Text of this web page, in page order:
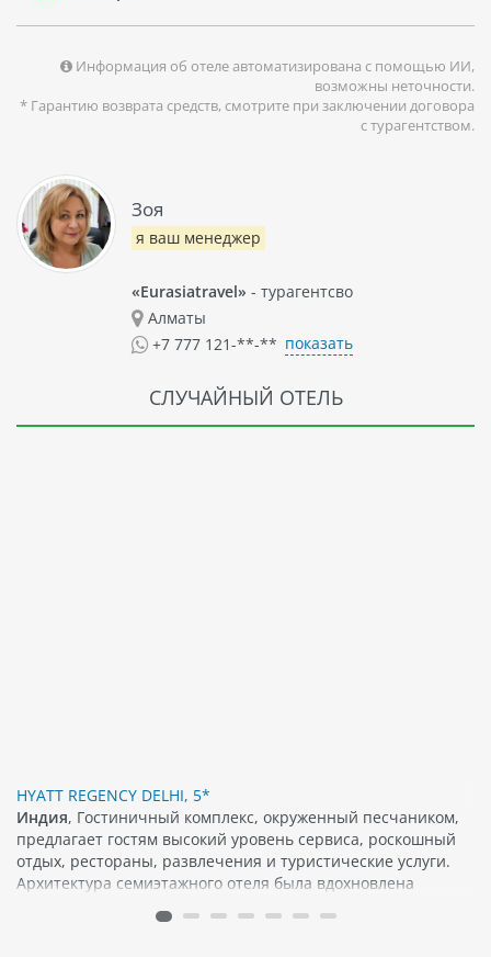
Масджид и Акшардхам.
В целом, SKY RICH INTERNATIONAL HOTEL является
отличным выбором для путешественников, которые хотят
насладиться комфортом и удобствами в центре Нью-Дели.
Информация об отеле автоматизирована с помощью ИИ,
возможны неточности.
* Гарантию возврата средств, смотрите при заключении договора
с турагентством.
Зоя
я ваш менеджер
«Eurasiatravel» - турагентсво
Алматы
+7 777 121-**-** показать
СЛУЧАЙНЫЙ ОТЕЛЬ
HYATT REGENCY DELHI, 5*
Индия, Гостиничный комплекс, окруженный песчаником,
предлагает гостям высокий уровень сервиса, роскошный
отдых, рестораны, развлечения и туристические услуги.
Архитектура семиэтажного отеля была вдохновлена
местом для деловых путешественников и туристов.